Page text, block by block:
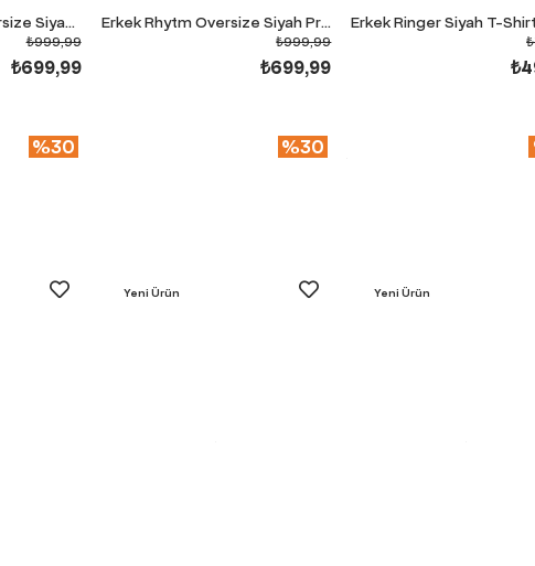
Erkek Anatolian Oversize Siyah Premium T-Shirt
₺699,99
₺999,99
%30
Erkek Rhytm Oversize Siyah Premium T-Shirt
₺699,99
₺999,99
%30
Erkek Ringer Siyah T-Shirt
Yeni Ürün Yeni Ürün